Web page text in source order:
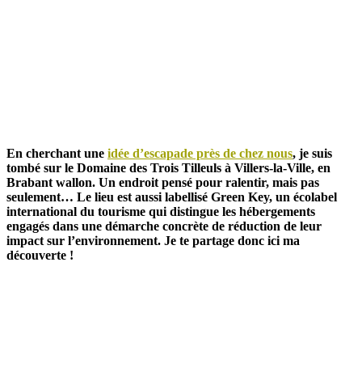
En cherchant une idée d’escapade près de chez nous, je suis
tombé sur le Domaine des Trois Tilleuls à Villers-la-Ville, en
Brabant wallon. Un endroit pensé pour ralentir, mais pas
seulement… Le lieu est aussi labellisé Green Key, un écolabel
international du tourisme qui distingue les hébergements
engagés dans une démarche concrète de réduction de leur
impact sur l’environnement. Je te partage donc ici ma
découverte !